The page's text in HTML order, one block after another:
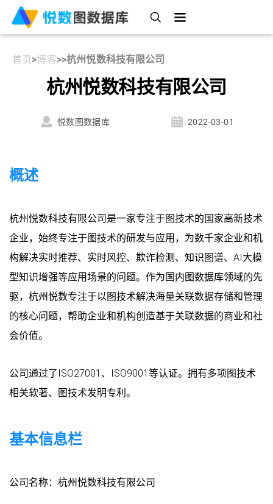
首页>博客>>杭州悦数科技有限公司
杭州悦数科技有限公司
悦数图数据库 2022-03-01
概述
杭州悦数科技有限公司是一家专注于图技术的国家高新技术
企业，始终专注于图技术的研发与应用，为数千家企业和机
构解决实时推荐、实时风控、欺诈检测、知识图谱、AI大模
型知识增强等应用场景的问题。作为国内图数据库领域的先
驱，杭州悦数专注于以图技术解决海量关联数据存储和管理
的核心问题，帮助企业和机构创造基于关联数据的商业和社
会价值。
公司通过了ISO27001、ISO9001等认证。拥有多项图技术
相关软著、图技术发明专利。
基本信息栏
公司名称：杭州悦数科技有限公司